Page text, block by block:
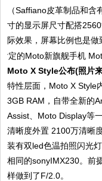
（Saffiano皮革制品和
寸的显示屏尺寸配搭
际效果，屏幕比例也是做
Moto X Style公布(照片
特性层面，Moto X Style
3GB RAM，自带全新的
Assist、Moto Display等
清晰度外置 2100万清晰
装有双led色温拍照闪光
相同的sonyIMX230。前
样做到了F/2.0。